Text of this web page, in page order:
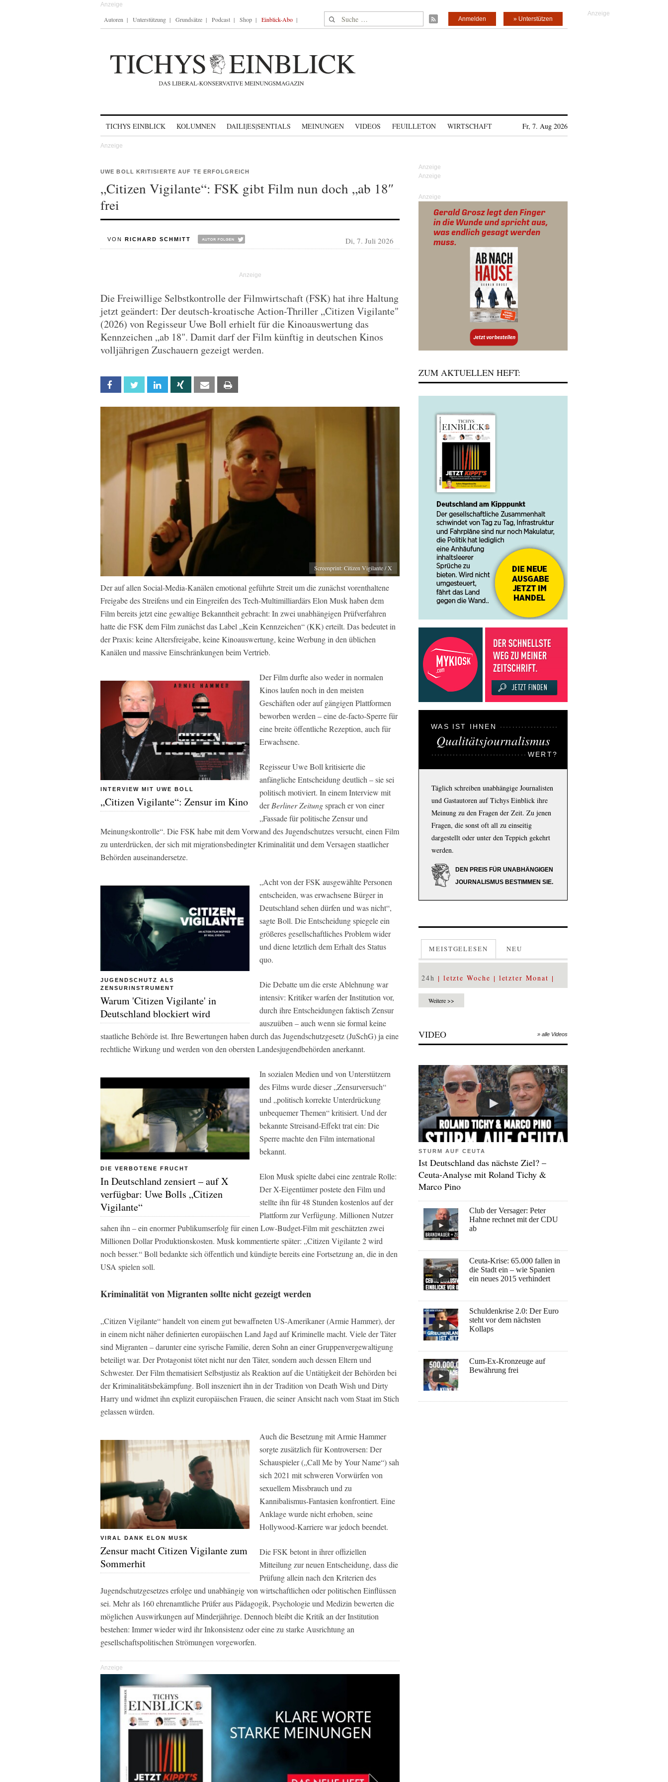
Autoren Unterstützung Grundsätze Podcast Shop Einblick-Abo Suche nach: » Unterstützen
Anmelden
TICHYS EINBLICK KOLUMNEN DAILI|ES|SENTIALS MEINUNGEN VIDEOS FEUILLETON WIRTSCHAFT Fr, 7. Aug 2026
UWE BOLL KRITISIERTE AUF TE ERFOLGREICH
„Citizen Vigilante“: FSK gibt Film nun doch „ab 18″
frei
VON RICHARD SCHMITT Di, 7. Juli 2026
Die Freiwillige Selbstkontrolle der Filmwirtschaft (FSK) hat ihre Haltung
jetzt geändert: Der deutsch-kroatische Action-Thriller „Citizen Vigilante"
(2026) von Regisseur Uwe Boll erhielt für die Kinoauswertung das
Kennzeichen „ab 18". Damit darf der Film künftig in deutschen Kinos
volljährigen Zuschauern gezeigt werden.
Facebook Twitter Linkedin Xing Email
Screenprint: Citizen Vigilante / X
Der auf allen Social-Media-Kanälen emotional geführte Streit um die zunächst vorenthaltene
Freigabe des Streifens und ein Eingreifen des Tech-Multimilliardärs Elon Musk haben dem
Film bereits jetzt eine gewaltige Bekanntheit gebracht: In zwei unabhängigen Prüfverfahren
hatte die FSK dem Film zunächst das Label „Kein Kennzeichen“ (KK) erteilt. Das bedeutet in
der Praxis: keine Altersfreigabe, keine Kinoauswertung, keine Werbung in den üblichen
Kanälen und massive Einschränkungen beim Vertrieb.
INTERVIEW MIT UWE BOLL
„Citizen Vigilante“: Zensur im Kino
Der Film durfte also weder in normalen
Kinos laufen noch in den meisten
Geschäften oder auf gängigen Plattformen
beworben werden – eine de-facto-Sperre für
eine breite öffentliche Rezeption, auch für
Erwachsene.
Regisseur Uwe Boll kritisierte die
anfängliche Entscheidung deutlich – sie sei
politisch motiviert. In einem Interview mit
derBerliner Zeitungsprach er von einer
„Fassade für politische Zensur und
Meinungskontrolle“. Die FSK habe mit dem Vorwand des Jugendschutzes versucht, einen Film
zu unterdrücken, der sich mit migrationsbedingter Kriminalität und dem Versagen staatlicher
Behörden auseinandersetze.
JUGENDSCHUTZ ALS
ZENSURINSTRUMENT
Warum 'Citizen Vigilante' in
Deutschland blockiert wird
„Acht von der FSK ausgewählte Personen
entscheiden, was erwachsene Bürger in
Deutschland sehen dürfen und was nicht“,
sagte Boll. Die Entscheidung spiegele ein
größeres gesellschaftliches Problem wider
und diene letztlich dem Erhalt des Status
quo.
Die Debatte um die erste Ablehnung war
intensiv: Kritiker warfen der Institution vor,
durch ihre Entscheidungen faktisch Zensur
auszuüben – auch wenn sie formal keine
staatliche Behörde ist. Ihre Bewertungen haben durch das Jugendschutzgesetz (JuSchG) ja eine
rechtliche Wirkung und werden von den obersten Landesjugendbehörden anerkannt.
DIE VERBOTENE FRUCHT
In Deutschland zensiert – auf X
verfügbar: Uwe Bolls „Citizen
Vigilante“
In sozialen Medien und von Unterstützern
des Films wurde dieser „Zensurversuch“
und „politisch korrekte Unterdrückung
unbequemer Themen“ kritisiert. Und der
bekannte Streisand-Effekt trat ein: Die
Sperre machte den Film international
bekannt.
Elon Musk spielte dabei eine zentrale Rolle:
Der X-Eigentümer postete den Film und
stellte ihn für 48 Stunden kostenlos auf der
Plattform zur Verfügung. Millionen Nutzer
sahen ihn – ein enormer Publikumserfolg für einen Low-Budget-Film mit geschätzten zwei
Millionen Dollar Produktionskosten. Musk kommentierte später: „Citizen Vigilante 2 wird
noch besser.“ Boll bedankte sich öffentlich und kündigte bereits eine Fortsetzung an, die in den
USA spielen soll.
Kriminalität von Migranten sollte nicht gezeigt werden
„Citizen Vigilante“ handelt von einem gut bewaffneten US-Amerikaner (Armie Hammer), der
in einem nicht näher definierten europäischen Land Jagd auf Kriminelle macht. Viele der Täter
sind Migranten – darunter eine syrische Familie, deren Sohn an einer Gruppenvergewaltigung
beteiligt war. Der Protagonist tötet nicht nur den Täter, sondern auch dessen Eltern und
Schwester. Der Film thematisiert Selbstjustiz als Reaktion auf die Untätigkeit der Behörden bei
der Kriminalitätsbekämpfung. Boll inszeniert ihn in der Tradition von Death Wish und Dirty
Harry und widmet ihn explizit europäischen Frauen, die seiner Ansicht nach vom Staat im Stich
gelassen würden.
VIRAL DANK ELON MUSK
Zensur macht Citizen Vigilante zum
Sommerhit
Auch die Besetzung mit Armie Hammer
sorgte zusätzlich für Kontroversen: Der
Schauspieler („Call Me by Your Name“) sah
sich 2021 mit schweren Vorwürfen von
sexuellem Missbrauch und zu
Kannibalismus-Fantasien konfrontiert. Eine
Anklage wurde nicht erhoben, seine
Hollywood-Karriere war jedoch beendet.
Die FSK betont in ihrer offiziellen
Mitteilung zur neuen Entscheidung, dass die
Prüfung allein nach den Kriterien des
Jugendschutzgesetzes erfolge und unabhängig von wirtschaftlichen oder politischen Einflüssen
sei. Mehr als 160 ehrenamtliche Prüfer aus Pädagogik, Psychologie und Medizin bewerten die
möglichen Auswirkungen auf Minderjährige. Dennoch bleibt die Kritik an der Institution
bestehen: Immer wieder wird ihr Inkonsistenz oder eine zu starke Ausrichtung an
gesellschaftspolitischen Strömungen vorgeworfen.
Anzeige
Anzeige
ZUM AKTUELLEN HEFT:
WAS IST IHNEN
Qualitätsjournalismus
WERT?
Täglich schreiben unabhängige Journalisten
und Gastautoren auf Tichys Einblick ihre
Meinung zu den Fragen der Zeit. Zu jenen
Fragen, die sonst oft all zu einseitig
dargestellt oder unter den Teppich gekehrt
werden.
DEN PREIS FÜR UNABHÄNGIGEN
JOURNALISMUS BESTIMMEN SIE.
MEISTGELESEN NEU
24h letzte Woche letzter Monat
Weitere >>
VIDEO » alle Videos
STURM AUF CEUTA
Ist Deutschland das nächste Ziel? –
Ceuta-Analyse mit Roland Tichy &
Marco Pino
Club der Versager: Peter
Hahne rechnet mit der CDU
ab
Ceuta-Krise: 65.000 fallen in
die Stadt ein – wie Spanien
ein neues 2015 verhindert
Schuldenkrise 2.0: Der Euro
steht vor dem nächsten
Kollaps
Cum-Ex-Kronzeuge auf
Bewährung frei